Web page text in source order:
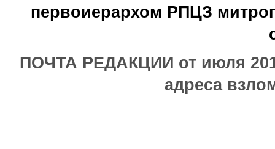
первоиерархом РПЦЗ
ПОЧТА РЕДАКЦИИ от июля
адреса